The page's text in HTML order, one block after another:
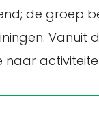
de groep
naar